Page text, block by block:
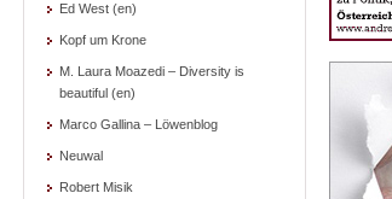
Ed West (en)
Kopf um Krone
M. Laura Moazedi – Diversity is
beautiful (en)
Marco Gallina – Löwenblog
Neuwal
Robert Misik